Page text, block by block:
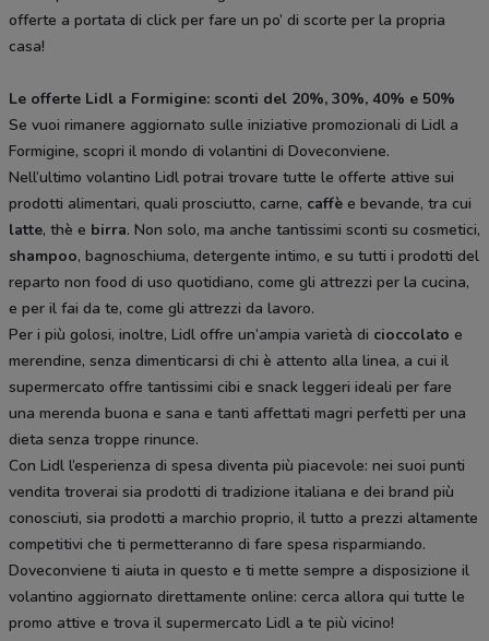
offerte a portata di click per fare un po’ di scorte per la propria
casa!
Le offerte Lidl a Formigine: sconti del 20%, 30%, 40% e 50%
Se vuoi rimanere aggiornato sulle iniziative promozionali di Lidl a
Formigine, scopri il mondo di volantini di Doveconviene.
Nell’ultimo volantino Lidl potrai trovare tutte le offerte attive sui
prodotti alimentari, quali prosciutto, carne, caffè e bevande, tra cui
latte, thè e birra. Non solo, ma anche tantissimi sconti su cosmetici,
shampoo, bagnoschiuma, detergente intimo, e su tutti i prodotti del
reparto non food di uso quotidiano, come gli attrezzi per la cucina,
e per il fai da te, come gli attrezzi da lavoro.
Per i più golosi, inoltre, Lidl offre un’ampia varietà di cioccolato e
merendine, senza dimenticarsi di chi è attento alla linea, a cui il
supermercato offre tantissimi cibi e snack leggeri ideali per fare
una merenda buona e sana e tanti affettati magri perfetti per una
dieta senza troppe rinunce.
Con Lidl l’esperienza di spesa diventa più piacevole: nei suoi punti
vendita troverai sia prodotti di tradizione italiana e dei brand più
conosciuti, sia prodotti a marchio proprio, il tutto a prezzi altamente
competitivi che ti permetteranno di fare spesa risparmiando.
Doveconviene ti aiuta in questo e ti mette sempre a disposizione il
volantino aggiornato direttamente online: cerca allora qui tutte le
promo attive e trova il supermercato Lidl a te più vicino!